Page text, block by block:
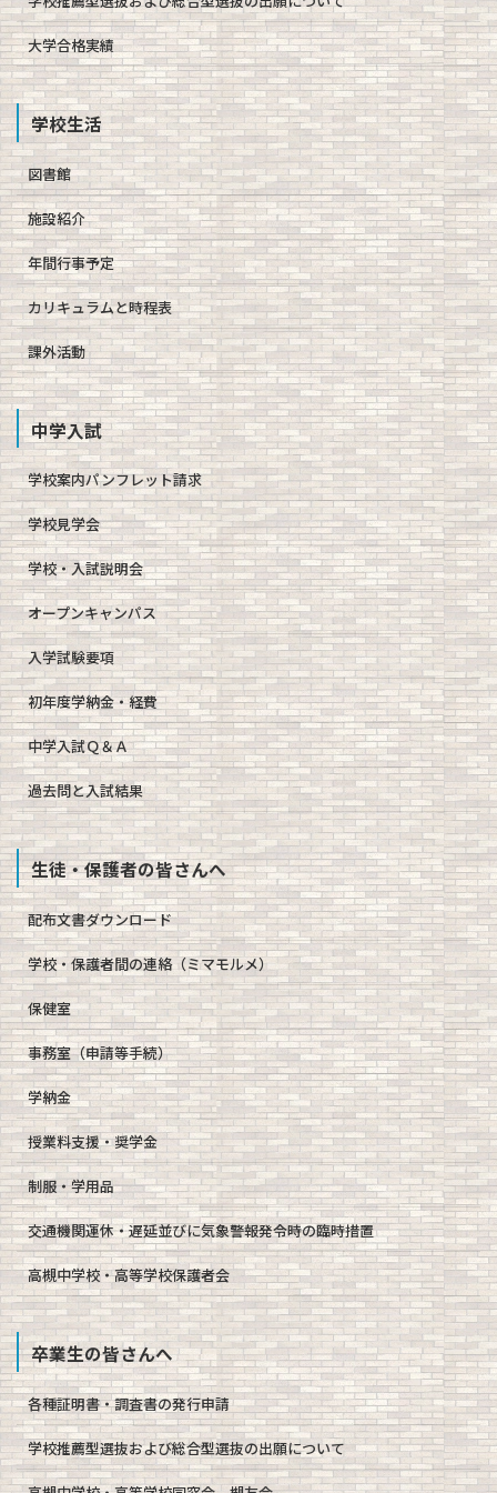
大学合格実績
学校生活
図書館
施設紹介
年間行事予定
カリキュラムと時程表
課外活動
中学入試
学校案内パンフレット請求
学校見学会
学校・入試説明会
オープンキャンパス
入学試験要項
初年度学納金・経費
中学入試Ｑ＆Ａ
過去問と入試結果
生徒・保護者の皆さんへ
配布文書ダウンロード
学校・保護者間の連絡（ミマモルメ）
保健室
事務室（申請等手続）
学納金
授業料支援・奨学金
制服・学用品
交通機関運休・遅延並びに気象警報発令時の臨時措置
高槻中学校・高等学校保護者会
卒業生の皆さんへ
各種証明書・調査書の発行申請
学校推薦型選抜および総合型選抜の出願について